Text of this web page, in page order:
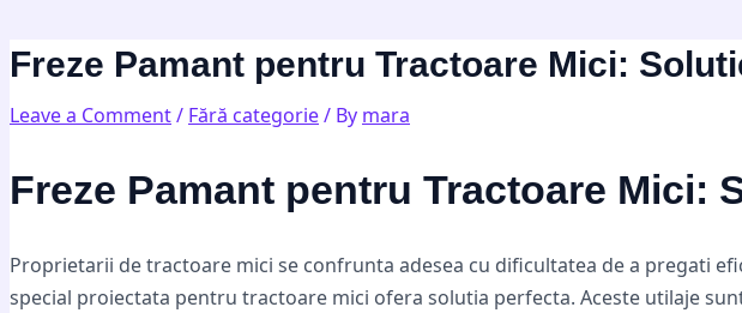
to
content
Freze Pamant pentru Tractoare Mici:
Leave a Comment/ Fără categorie/ By mara
Freze Pamant pentru Tractoare Mici:
Proprietarii de tractoare mici se confrunta adesea cu dificultatea de a pregati
special proiectata pentru tractoare mici ofera solutia perfecta. Aceste utilaje
navigation